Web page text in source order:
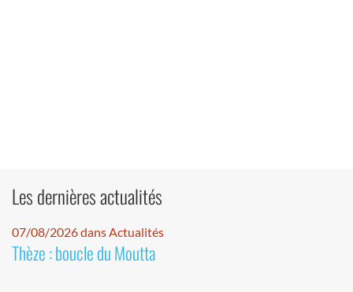
Les dernières actualités
07/08/2026 dans Actualités
Thèze : boucle du Moutta